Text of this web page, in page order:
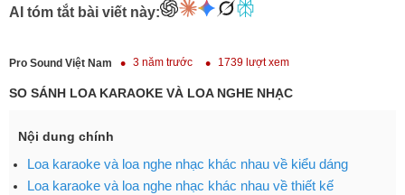
AI tóm tắt bài viết này:
Pro Sound Việt Nam 3 năm trước 1739 lượt xem
SO SÁNH LOA KARAOKE VÀ LOA NGHE NHẠC
Nội dung chính
Loa karaoke và loa nghe nhạc khác nhau về kiểu dáng
Loa karaoke và loa nghe nhạc khác nhau về thiết kế